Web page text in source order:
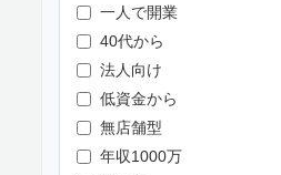
一人で開業
40代から
法人向け
低資金から
無店舗型
年収1000万